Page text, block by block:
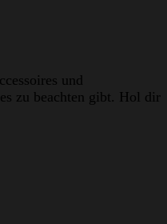
und
zu beachten gibt. Hol dir